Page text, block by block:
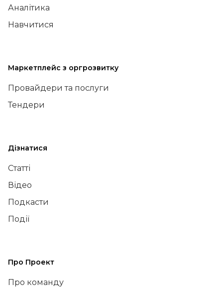
Аналітика
Навчитися
Маркетплейс з оргрозвитку
Провайдери та послуги
Тендери
Дізнатися
Статті
Відео
Подкасти
Події
Про Проект
Про команду